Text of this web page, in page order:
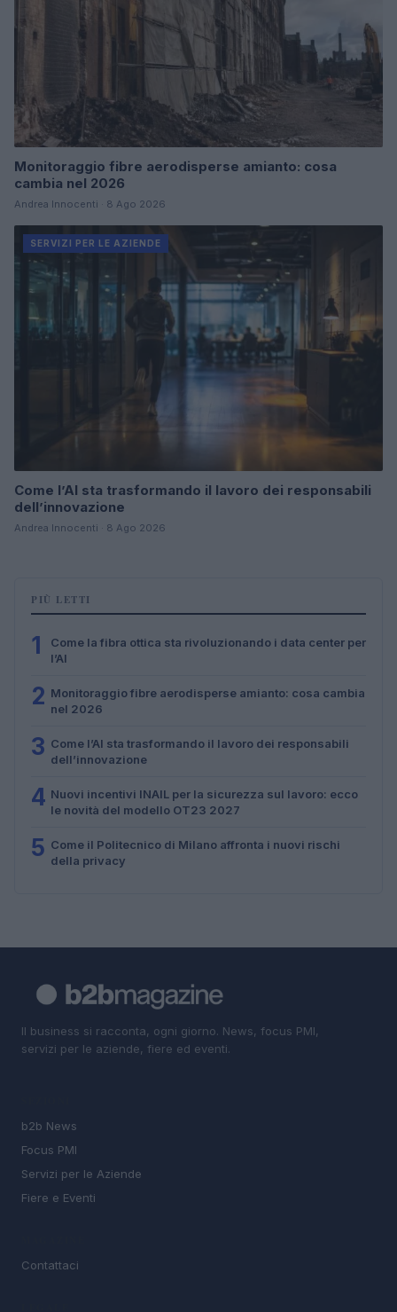
Monitoraggio fibre aerodisperse amianto: cosa
cambia nel 2026
Andrea Innocenti · 8 Ago 2026
SERVIZI PER LE AZIENDE
Come l’AI sta trasformando il lavoro dei responsabili
dell’innovazione
Andrea Innocenti · 8 Ago 2026
PIÙ LETTI
1
Come la fibra ottica sta rivoluzionando i data center per
l’AI
2 Monitoraggio fibre aerodisperse amianto: cosa cambia
nel 2026
3 Come l’AI sta trasformando il lavoro dei responsabili
dell’innovazione
4 Nuovi incentivi INAIL per la sicurezza sul lavoro: ecco
le novità del modello OT23 2027
5 Come il Politecnico di Milano affronta i nuovi rischi
della privacy
Il business si racconta, ogni giorno. News, focus PMI,
servizi per le aziende, fiere ed eventi.
b2b News
Focus PMI
Servizi per le Aziende
Fiere e Eventi
Contattaci